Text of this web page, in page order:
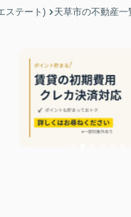
ステート) 天草市の不動産一